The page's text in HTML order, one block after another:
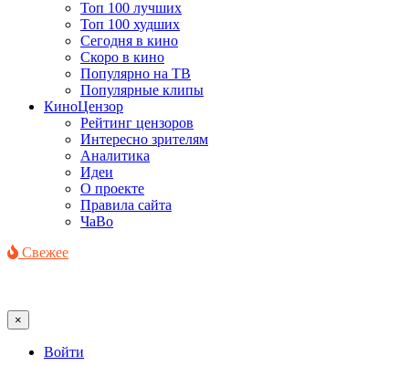
Топ 100 лучших
Топ 100 худших
Сегодня в кино
Скоро в кино
Популярно на ТВ
Популярные клипы
КиноЦензор
Рейтинг цензоров
Интересно зрителям
Аналитика
Идеи
О проекте
Правила сайта
ЧаВо
Свежее
×
Войти